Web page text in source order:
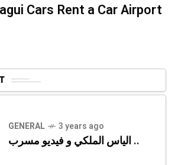
Cars Rent a Car Airport
GENERAL 3 years ago
الياس الملكي و فيديو مسرب ..